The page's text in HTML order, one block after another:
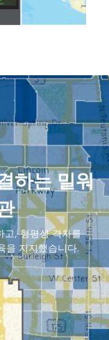
하는 밀워
고, 형평성 격차를
을 지지했습니다.